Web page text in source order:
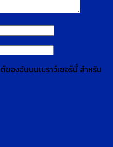
ของฉันบนเบราว์เซอร์นี้ สำหรับ